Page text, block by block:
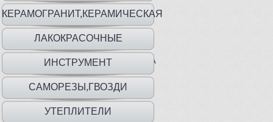
ГВОЗДИ
КЕРАМОГРАНИТ,КЕРАМИЧЕСКАЯ
ПЛИТКА
ЛАКОКРАСОЧНЫЕ
МАТ.,ГРУНТЫ,ГИДР,ШПАТЛЕВКА
ИНСТРУМЕНТ
САМОРЕЗЫ,ГВОЗДИ
УТЕПЛИТЕЛИ